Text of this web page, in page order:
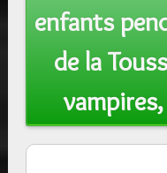
enfants
de la